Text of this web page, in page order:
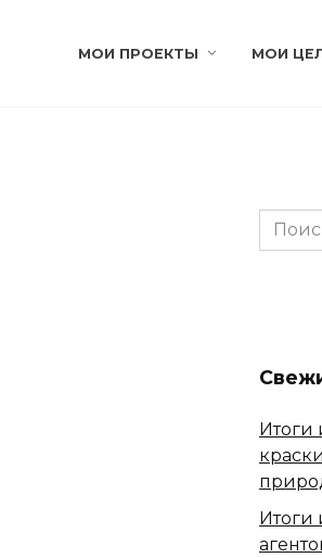
МОИ ПРОЕКТЫ МОИ
Search
for:
Итоги
Итоги